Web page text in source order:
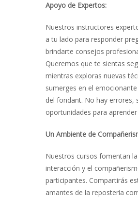
Apoyo de Expertos:
Nuestros instructores
a tu lado para responder
brindarte consejos
Queremos que te sientas
mientras exploras nuevas
sumerges en el
del fondant. No hay errores,
oportunidades para
Un Ambiente de
Nuestros cursos fomentan la
interacción y el
participantes. Compartirás
amantes de la repostería